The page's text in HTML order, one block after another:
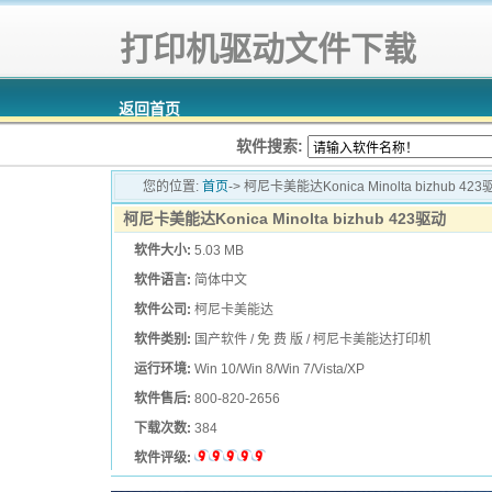
打印机驱动文件下载
返回首页
软件搜索:
您的位置: 首页-> 柯尼卡美能达Konica Minolta bizhub 423
柯尼卡美能达Konica Minolta bizhub 423驱动
软件大小: 5.03 MB
软件语言: 简体中文
软件公司: 柯尼卡美能达
软件类别: 国产软件 / 免 费 版 / 柯尼卡美能达打印机驱动
运行环境: Win 10/Win 8/Win 7/Vista/XP
软件售后: 800-820-2656
下载次数: 384
软件评级: